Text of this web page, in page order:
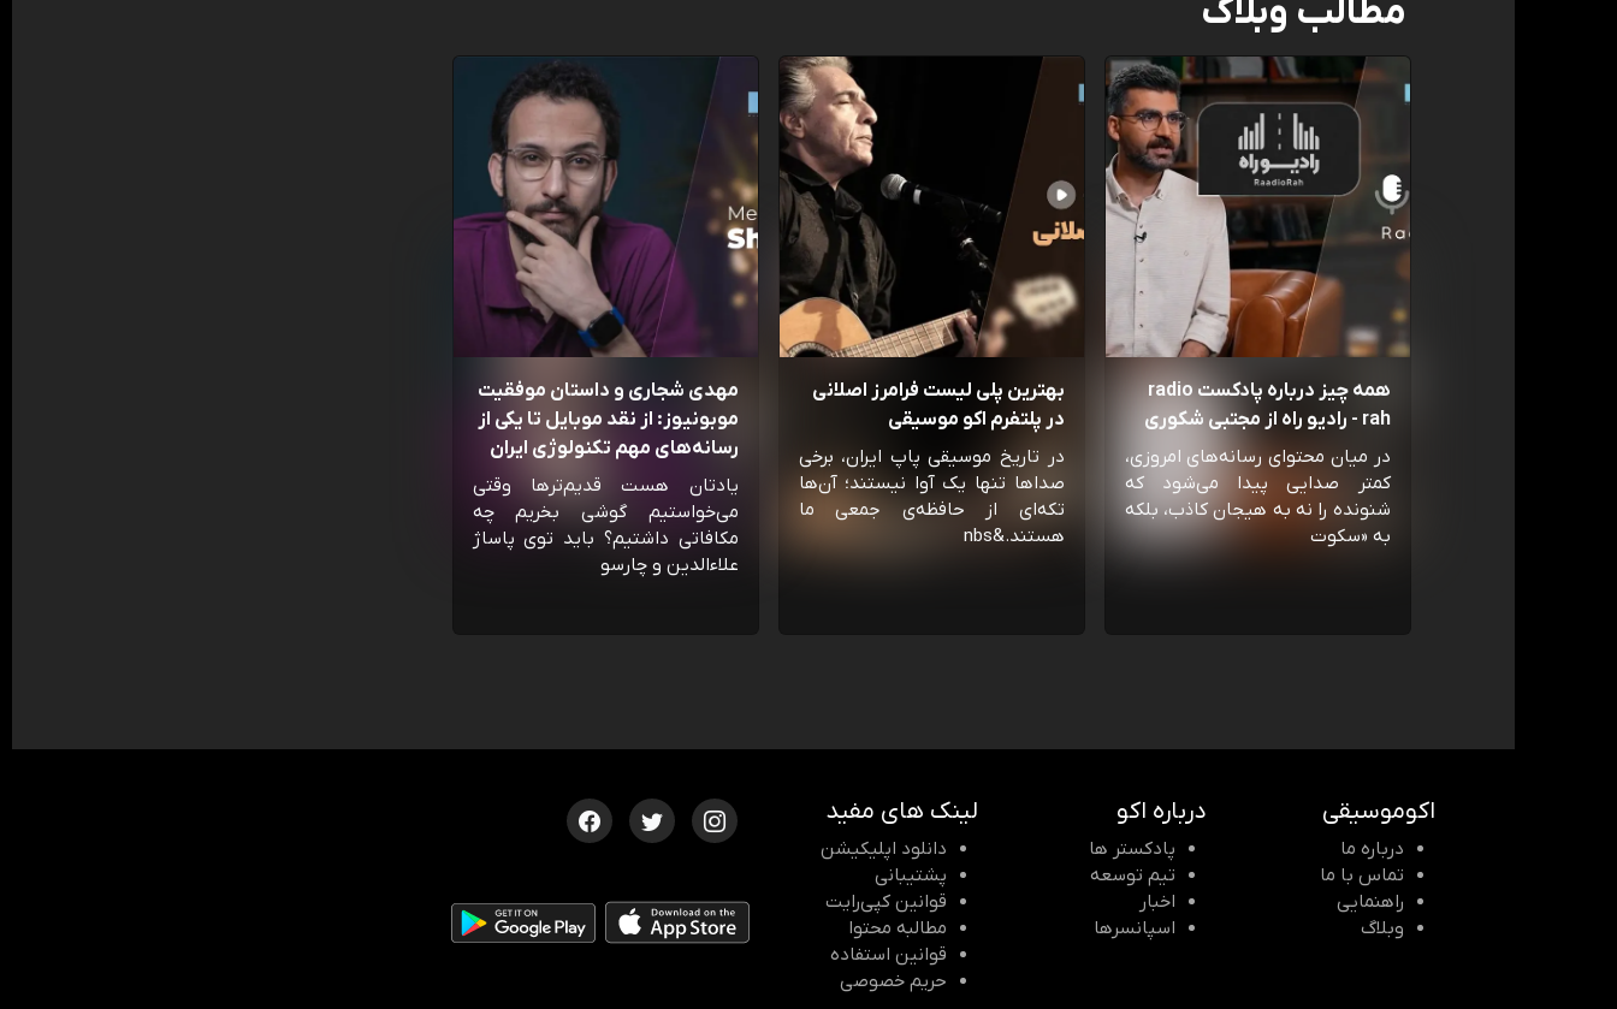
مطالب وبلاگ
همه چیز درباره پادکست radio
rah - رادیو راه از مجتبی شکوری
در میان محتوای رسانه‌های امروزی،
کمتر صدایی پیدا می‌شود که
شنونده را نه به هیجان کاذب، بلکه
به «سکوت
بهترین پلی لیست فرامرز اصلانی
در پلتفرم اکو موسیقی
در تاریخ موسیقی پاپ ایران، برخی
صداها تنها یک آوا نیستند؛ آن‌ها
تکه‌ای از حافظه‌ی جمعی ما
هستند.&nbs
مهدی شجاری و داستان موفقیت
موبونیوز: از نقد موبایل تا یکی از
رسانه‌‌های مهم تکنولوژی ایران
یادتان هست قدیم‌ترها وقتی
می‌خواستیم گوشی بخریم چه
مکافاتی داشتیم؟ باید توی پاساژ
علاءالدین و چارسو
اکوموسیقی
درباره ما
تماس با ما
راهنمایی
وبلاگ
درباره اکو
پادکستر ها
تیم توسعه
اخبار
اسپانسرها
لینک های مفید
دانلود اپلیکیشن
پشتیبانی
قوانین کپی‌رایت
مطالبه محتوا
قوانین استفاده
حریم خصوصی